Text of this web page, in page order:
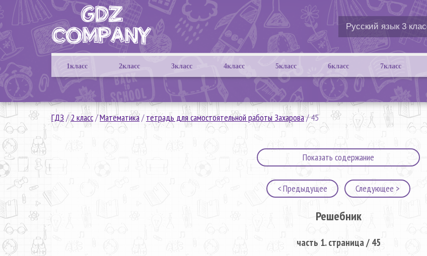
1класс 2класс 3класс 4класс 5класс 6класс 7класс
ГДЗ /2 класс/Математика/тетрадь для самостоятельной работы Захарова/45
Показать содержание
< Предыдущее Следующее >
Решебник
часть 1. страница / 45